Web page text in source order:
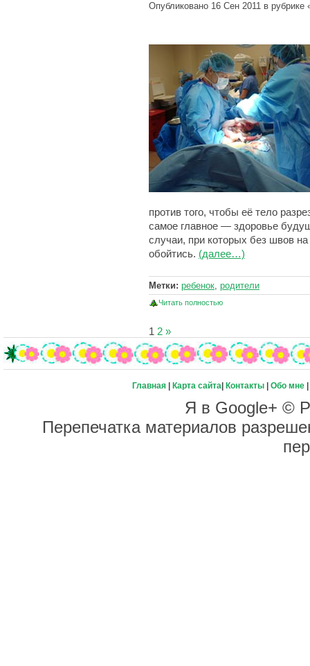
Опубликовано 16 Сен 2011 в рубрике
против того, чтобы её тело
самое главное — здоровье
случаи, при которых без швов
обойтись. (далее…)
Метки: ребенок, родители
Читать полностью
1 2 »
Главная| Карта сайта| Контакты| Обо мне|
Я в Google+ ©
Перепечатка материалов